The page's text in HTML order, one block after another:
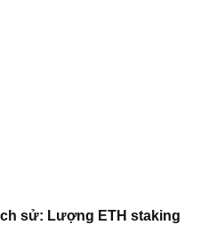
sử: Lượng ETH staking